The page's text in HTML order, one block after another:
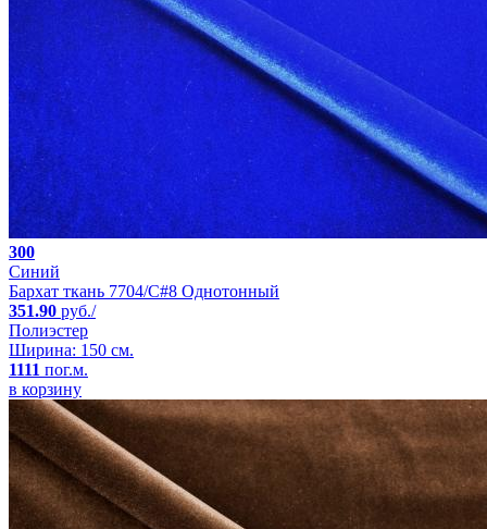
300
Синий
Бархат ткань 7704/C#8 Однотонный
351.90 руб./
Полиэстер
Ширина: 150 см.
1111 пог.м.
в корзину